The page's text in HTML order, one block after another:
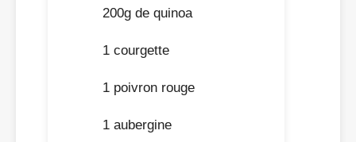
200g de quinoa
1 courgette
1 poivron rouge
1 aubergine